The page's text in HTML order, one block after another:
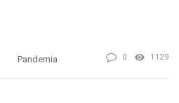
Pandemia 0 1129